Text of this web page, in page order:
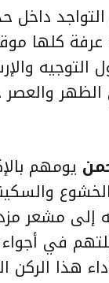
داخل
عرفة كلها
التوجيه
يومهم
إلى مشعر
في
هذا الركن